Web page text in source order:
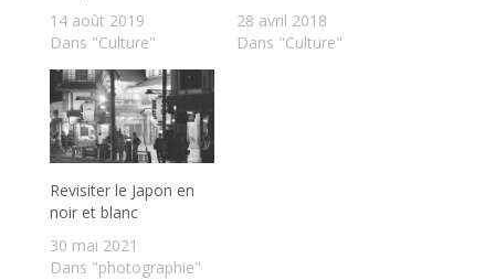
14 août 2019
Dans "Culture"
28 avril 2018
Dans "Culture"
Revisiter le Japon en
noir et blanc
30 mai 2021
Dans "photographie"